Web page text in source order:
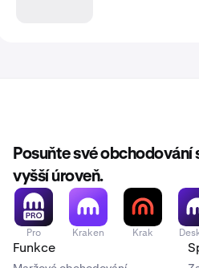
Posuňte své
vyšší úroveň.
Pro Kraken Krak
Funkce